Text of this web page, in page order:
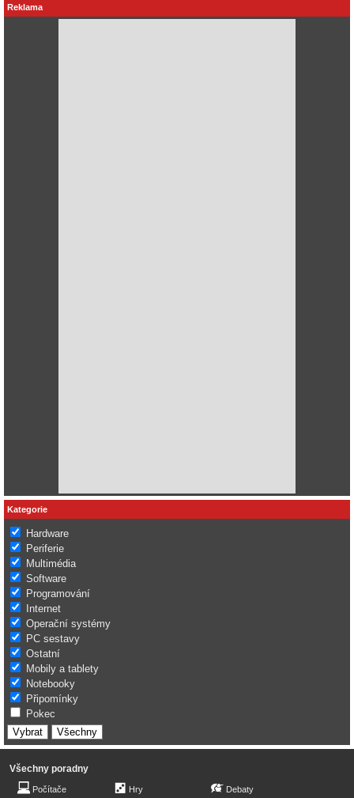
Reklama
Kategorie
Hardware
Periferie
Multimédia
Software
Programování
Internet
Operační systémy
PC sestavy
Ostatní
Mobily a tablety
Notebooky
Připomínky
Pokec
Všechny poradny
Počítače Hry Debaty